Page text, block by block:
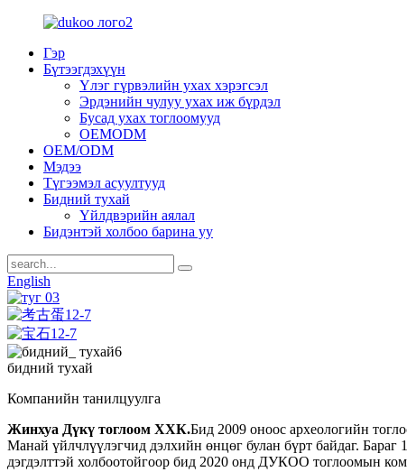
Гэр
Бүтээгдэхүүн
Үлэг гүрвэлийн ухах хэрэгсэл
Эрдэнийн чулуу ухах иж бүрдэл
Бусад ухах тоглоомууд
OEMODM
OEM/ODM
Мэдээ
Түгээмэл асуултууд
Бидний тухай
Үйлдвэрийн аялал
Бидэнтэй холбоо барина уу
English
бидний тухай
Компанийн танилцуулга
Жинхуа Дүкү тоглоом ХХК.Бид 2009 оноос археологийн
Манай үйлчлүүлэгчид дэлхийн өнцөг булан бүрт байдаг.
дэгдэлттэй холбоотойгоор бид 2020 онд ДУКОО тоглоомын